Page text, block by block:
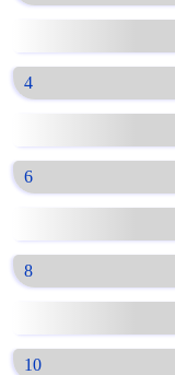
4
6
8
10